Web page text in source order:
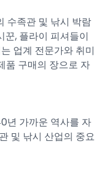
수족관 및 낚시 박람
꾼, 플라이 피셔들이
업계 전문가와 취미
품 구매의 장으로 자
년 가까운 역사를 자
및 낚시 산업의 중요